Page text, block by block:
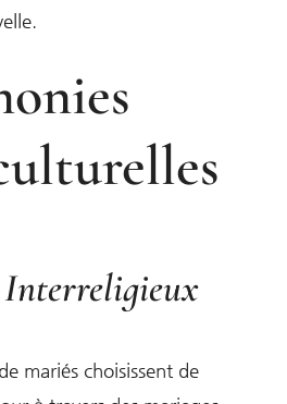
mariés choisissent de